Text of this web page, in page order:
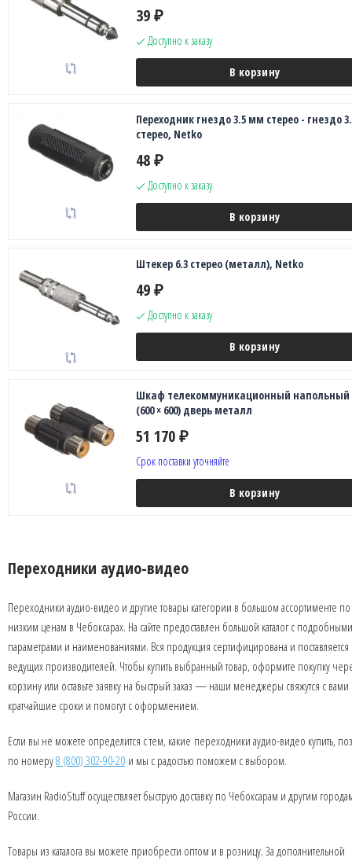
39 ₽
Доступно к заказу
В корзину
Переходник гнездо 3.5 мм стерео - гнездо
стерео, Netko
48 ₽
Доступно к заказу
В корзину
Штекер 6.3 стерео (металл), Netko
49 ₽
Доступно к заказу
В корзину
Шкаф телекоммуникационный напольный
(600 × 600) дверь металл
51 170 ₽
Срок поставки уточняйте
В корзину
Переходники аудио-видео
Переходники аудио-видео и другие товары категории в большом ассортименте по
низким ценам в Чебоксарах. На сайте предоставлен большой каталог с подробными
параметрами и наименованиями. Вся продукция сертифицирована и поставляется
ведущих производителей. Чтобы купить выбранный товар, оформите покупку
корзину или оставьте заявку на быстрый заказ — наши менеджеры свяжутся с вами
кратчайшие сроки и помогут с оформлением.
Если вы не можете определится с тем, какие переходники аудио-видео купить,
по номеру8 (800) 302-90-20 и мы с радостью поможем с выбором.
Магазин RadioStuff осуществляет быструю доставку по Чебоксарам и другим
России.
Товары из каталога вы можете приобрести оптом и в розницу. За дополнительной